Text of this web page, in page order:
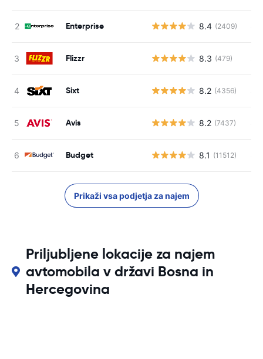
Enterprise 8.4 (2409)
Flizzr 8.3 (479)
Sixt 8.2 (4356)
Avis 8.2 (7437)
Budget 8.1 (11512)
Prikaži vsa podjetja za najem
Priljubljene lokacije za najem
avtomobila v državi Bosna in
Hercegovina